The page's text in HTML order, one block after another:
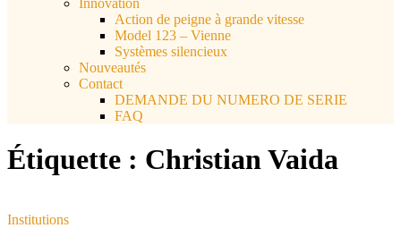
Innovation
Action de peigne à grande vitesse
Model 123 – Vienne
Systèmes silencieux
Nouveautés
Contact
DEMANDE DU NUMERO DE SERIE
FAQ
Étiquette : Christian Vaida
Institutions